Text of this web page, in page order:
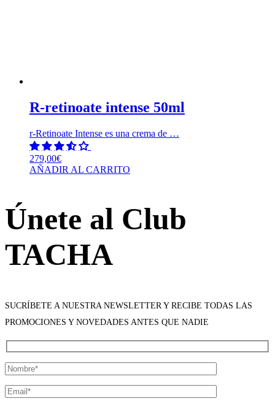
R-retinoate intense 50ml
r-Retinoate Intense es una crema de …
279,00€
AÑADIR AL CARRITO
Únete al Club
TACHA
SUCRÍBETE A NUESTRA NEWSLETTER Y RECIBE TODAS LAS
PROMOCIONES Y NOVEDADES ANTES QUE NADIE